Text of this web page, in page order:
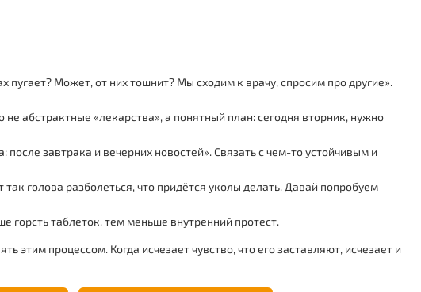
пугает? Может, от них тошнит? Мы сходим к врачу, спросим про другие».
абстрактные «лекарства», а понятный план: сегодня вторник, нужно
завтрака и вечерних новостей». Связать с чем-то устойчивым и
голова разболеться, что придётся уколы делать. Давай попробуем
горсть таблеток, тем меньше внутренний протест.
процессом. Когда исчезает чувство, что его заставляют, исчезает и